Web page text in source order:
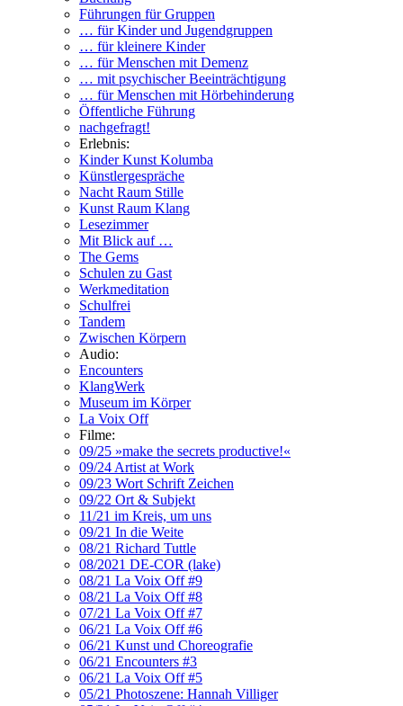
Führungen für Gruppen
… für Kinder und Jugendgruppen
… für kleinere Kinder
… für Menschen mit Demenz
… mit psychischer Beeinträchtigung
… für Menschen mit Hörbehinderung
Öffentliche Führung
nachgefragt!
Erlebnis:
Kinder Kunst Kolumba
Künstlergespräche
Nacht Raum Stille
Kunst Raum Klang
Lesezimmer
Mit Blick auf …
The Gems
Schulen zu Gast
Werkmeditation
Schulfrei
Tandem
Zwischen Körpern
Audio:
Encounters
KlangWerk
Museum im Körper
La Voix Off
Filme:
09/25 »make the secrets productive!«
09/24 Artist at Work
09/23 Wort Schrift Zeichen
09/22 Ort & Subjekt
11/21 im Kreis, um uns
09/21 In die Weite
08/21 Richard Tuttle
08/2021 DE-COR (lake)
08/21 La Voix Off #9
08/21 La Voix Off #8
07/21 La Voix Off #7
06/21 La Voix Off #6
06/21 Kunst und Choreografie
06/21 Encounters #3
06/21 La Voix Off #5
05/21 Photoszene: Hannah Villiger